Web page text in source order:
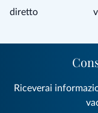
diretto
Riceverai